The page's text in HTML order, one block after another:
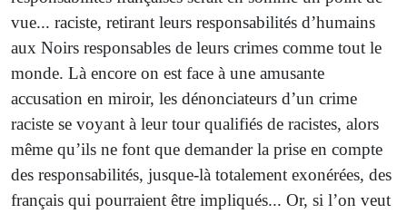
vue... raciste, retirant leurs responsabilités d’humains
aux Noirs responsables de leurs crimes comme tout le
monde. Là encore on est face à une amusante
accusation en miroir, les dénonciateurs d’un crime
raciste se voyant à leur tour qualifiés de racistes, alors
même qu’ils ne font que demander la prise en compte
des responsabilités, jusque-là totalement exonérées, des
français qui pourraient être impliqués... Or, si l’on veut